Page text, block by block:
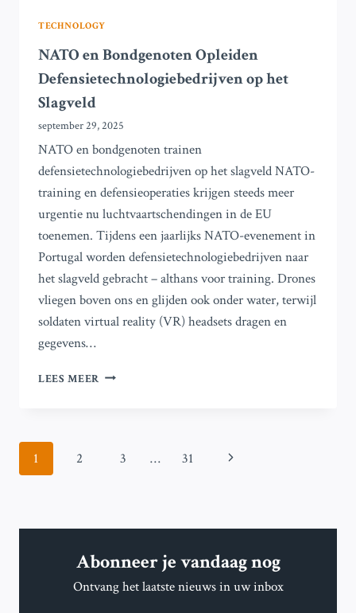
TECHNOLOGY
NATO en Bondgenoten Opleiden
Defensietechnologiebedrijven op het
Slagveld
september 29, 2025
NATO en bondgenoten trainen
defensietechnologiebedrijven op het slagveld NATO-
training en defensieoperaties krijgen steeds meer
urgentie nu luchtvaartschendingen in de EU
toenemen. Tijdens een jaarlijks NATO-evenement in
Portugal worden defensietechnologiebedrijven naar
het slagveld gebracht – althans voor training. Drones
vliegen boven ons en glijden ook onder water, terwijl
soldaten virtual reality (VR) headsets dragen en
gegevens…
LEES MEER NATO
Paginanavigatie
1 2 3 … 31
Volgende
Abonneer je vandaag nog
Ontvang het laatste nieuws in uw inbox